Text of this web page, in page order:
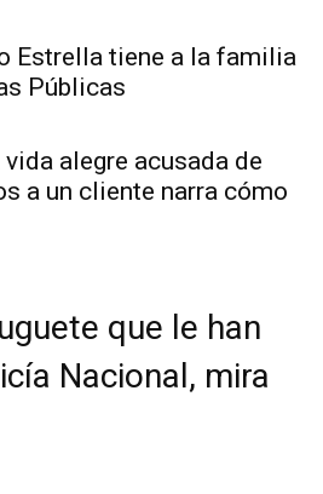
Estrella tiene a la familia
Públicas
alegre acusada de
a un cliente narra cómo
que le han
Nacional, mira